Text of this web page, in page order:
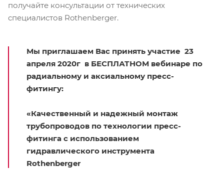
получайте консультации от технических
специалистов Rothenberger.
Мы приглашаем Вас принять участие 23
апреля 2020г в БЕСПЛАТНОМ вебинаре по
радиальному и аксиальному пресс-
фитингу:
«Качественный и надежный монтаж
трубопроводов по технологии пресс-
фитинга с использованием
гидравлического инструмента
Rothenberger